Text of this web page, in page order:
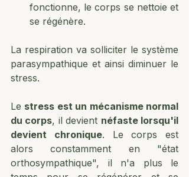
fonctionne, le corps se nettoie et
se régénère.
La respiration va solliciter le système
parasympathique et ainsi diminuer le
stress.
Le stress est un mécanisme normal
du corps, il devient néfaste lorsqu'il
devient chronique. Le corps est
alors constamment en "état
orthosympathique", il n'a plus le